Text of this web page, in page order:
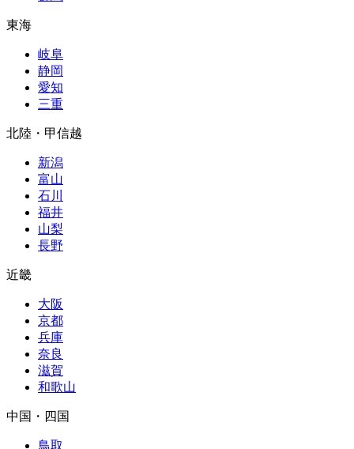
東海
岐阜
静岡
愛知
三重
北陸・甲信越
新潟
富山
石川
福井
山梨
長野
近畿
大阪
京都
兵庫
奈良
滋賀
和歌山
中国・四国
鳥取